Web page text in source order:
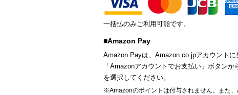
一括払のみご利用可能です。
■Amazon Pay
Amazon Payは、Amazon.co.jpアカウント
「Amazonアカウントでお支払い」ボタン
を選択してください。
※Amazonのポイントは付与されません。また